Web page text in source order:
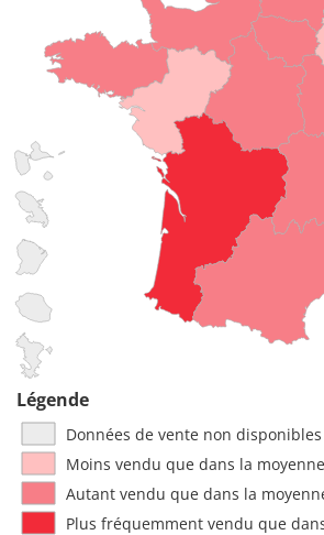
Légende
Données de vente non disponibles
Moins vendu que dans la
Autant vendu que dans la
Plus fréquemment vendu que